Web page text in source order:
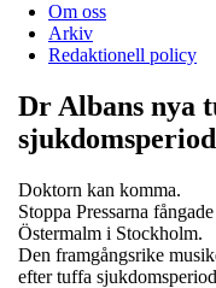
Om oss
Arkiv
Redaktionell policy
Dr Albans nya
Doktorn kan komma.
Stoppa Pressarna
Östermalm i Stockholm.
Den framgångsrike
efter tuffa